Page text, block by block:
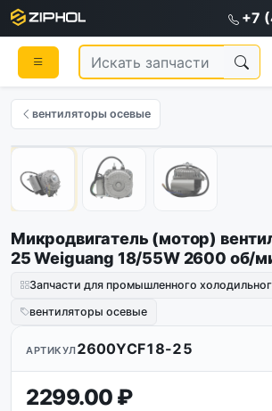
+7
вентиляторы осевые
Оригинал
Микродвигатель (мотор)
25 Weiguang 18/55W 2600 об/
Запчасти для промышленного
вентиляторы осевые
АРТИКУЛ2600YCF18-25
2299.00 ₽